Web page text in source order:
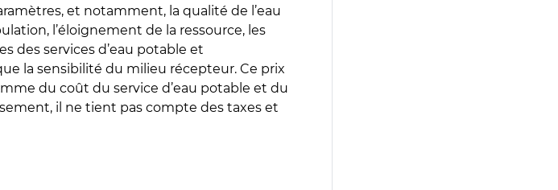
et notamment, la qualité de l’eau
l’éloignement de la ressource, les
des services d’eau potable et
la sensibilité du milieu récepteur. Ce prix
du coût du service d’eau potable et du
il ne tient pas compte des taxes et